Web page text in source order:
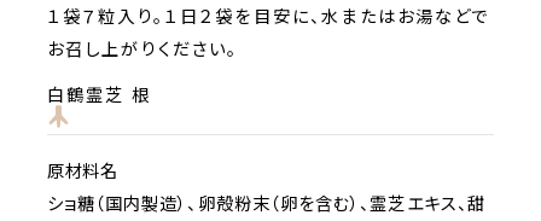
１袋７粒入り。１日２袋を目安に、水またはお湯などで
お召し上がりください。
白鶴霊芝 根
原材料名
ショ糖（国内製造）、卵殻粉末（卵を含む）、霊芝エキス、甜